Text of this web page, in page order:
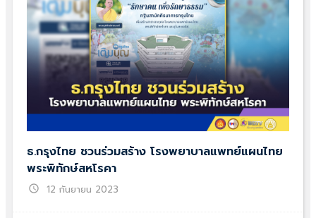
ธ.กรุงไทย ชวนร่วมสร้าง โรงพยาบาลแพทย์แผนไทย
พระพิทักษ์สหโรคา
schedule 12 กันยายน 2023